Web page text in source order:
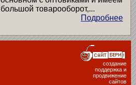
большой товарооборот,...
Подробнее
создание
поддержка и
продвижение
сайтов